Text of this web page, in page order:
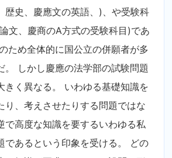
歴史、慶應文の英語、)、や受験科
文、慶商のA方式の受験科目)であ
ため全体的に国公立の併願者が多
。 しかし慶應の法学部の試験問題
きく異なる。 いわゆる基礎知識を
り、考えさせたりする問題ではな
で高度な知識を要するいわゆる私
であるという印象を受ける。 どの